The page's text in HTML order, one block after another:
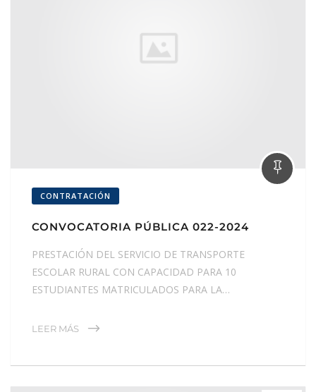
CONTRATACIÓN
CONVOCATORIA PÚBLICA 022-2024
PRESTACIÓN DEL SERVICIO DE TRANSPORTE
ESCOLAR RURAL CON CAPACIDAD PARA 10
ESTUDIANTES MATRICULADOS PARA LA…
LEER MÁS